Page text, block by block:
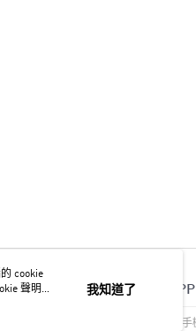
官方APP
cookie
聲明使
我知道了